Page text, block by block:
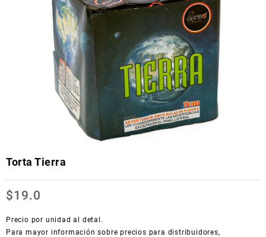
Torta Tierra
$19.0
Precio por unidad al detal.
Para mayor información sobre precios para distribuidores,